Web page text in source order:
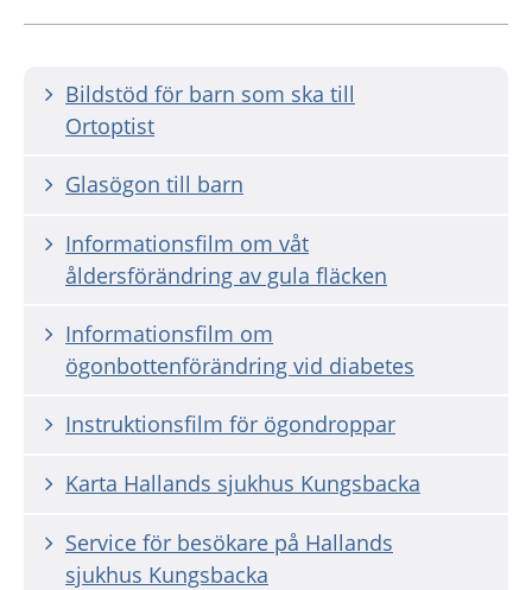
Bildstöd för barn som ska till
Ortoptist
Glasögon till barn
Informationsfilm om våt
åldersförändring av gula fläcken
Informationsfilm om
ögonbottenförändring vid diabetes
Instruktionsfilm för ögondroppar
Karta Hallands sjukhus Kungsbacka
Service för besökare på Hallands
sjukhus Kungsbacka